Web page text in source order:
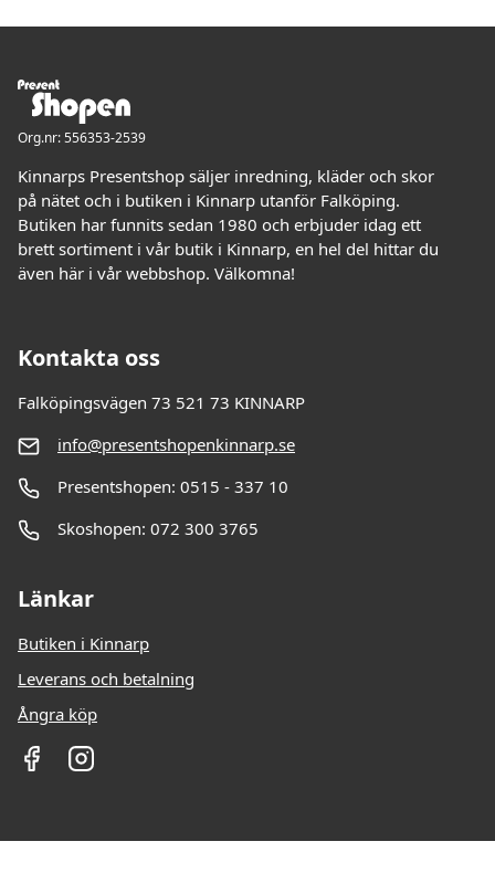
Org.nr: 556353-2539
Kinnarps Presentshop säljer inredning, kläder och skor
på nätet och i butiken i Kinnarp utanför Falköping.
Butiken har funnits sedan 1980 och erbjuder idag ett
brett sortiment i vår butik i Kinnarp, en hel del hittar du
även här i vår webbshop. Välkomna!
Kontakta oss
Falköpingsvägen 73 521 73 KINNARP
info@presentshopenkinnarp.se
Presentshopen: 0515 - 337 10
Skoshopen: 072 300 3765
Länkar
Butiken i Kinnarp
Leverans och betalning
Ångra köp